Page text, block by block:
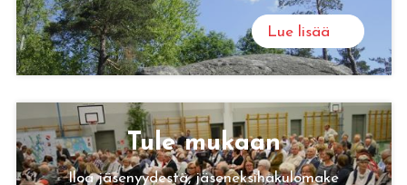
Lue lisää
Tule mu­kaan
Iloa jäsenyydestä, jäseneksihakulomake